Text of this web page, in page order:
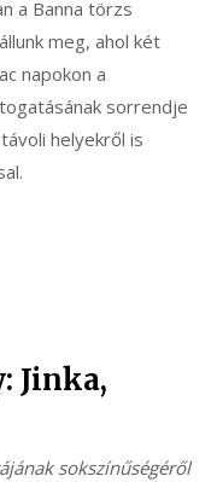
a Banna törzs
meg, ahol két
napokon a
sorrendje
helyekről is
Jinka,
sokszínűségéről